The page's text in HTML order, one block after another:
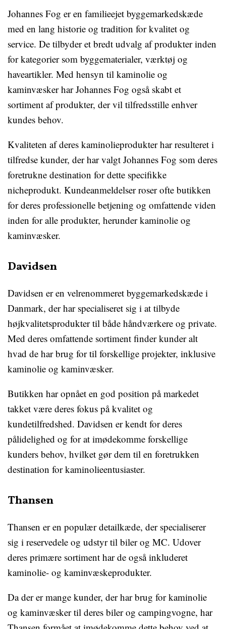
Johannes Fog er en familieejet byggemarkedskæde
med en lang historie og tradition for kvalitet og
service. De tilbyder et bredt udvalg af produkter inden
for kategorier som byggematerialer, værktøj og
haveartikler. Med hensyn til kaminolie og
kaminvæsker har Johannes Fog også skabt et
sortiment af produkter, der vil tilfredsstille enhver
kundes behov.
Kvaliteten af deres kaminolieprodukter har resulteret i
tilfredse kunder, der har valgt Johannes Fog som deres
foretrukne destination for dette specifikke
nicheprodukt. Kundeanmeldelser roser ofte butikken
for deres professionelle betjening og omfattende viden
inden for alle produkter, herunder kaminolie og
kaminvæsker.
Davidsen
Davidsen er en velrenommeret byggemarkedskæde i
Danmark, der har specialiseret sig i at tilbyde
højkvalitetsprodukter til både håndværkere og private.
Med deres omfattende sortiment finder kunder alt
hvad de har brug for til forskellige projekter, inklusive
kaminolie og kaminvæsker.
Butikken har opnået en god position på markedet
takket være deres fokus på kvalitet og
kundetilfredshed. Davidsen er kendt for deres
pålidelighed og for at imødekomme forskellige
kunders behov, hvilket gør dem til en foretrukken
destination for kaminolieentusiaster.
Thansen
Thansen er en populær detailkæde, der specialiserer
sig i reservedele og udstyr til biler og MC. Udover
deres primære sortiment har de også inkluderet
kaminolie- og kaminvæskeprodukter.
Da der er mange kunder, der har brug for kaminolie
og kaminvæsker til deres biler og campingvogne, har